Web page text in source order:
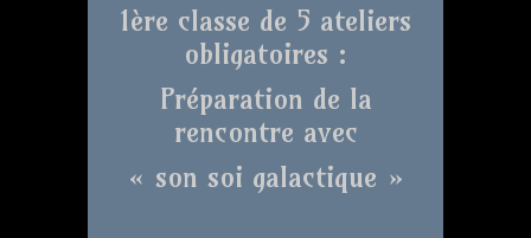
1ère classe de 5 ateliers
obligatoires :
Préparation de la
rencontre avec
« son soi galactique »